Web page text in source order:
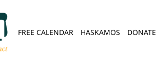
FREE CALENDAR HASKAMOS DONATE